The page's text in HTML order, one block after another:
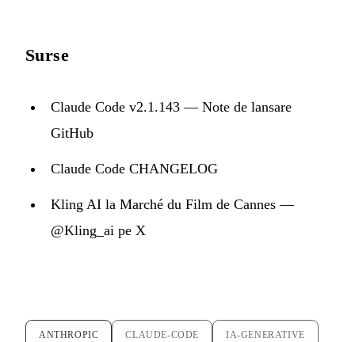
Surse
Claude Code v2.1.143 — Note de lansare
GitHub
Claude Code CHANGELOG
Kling AI la Marché du Film de Cannes —
@Kling_ai pe X
ANTHROPIC CLAUDE-CODE IA-GENERATIVE